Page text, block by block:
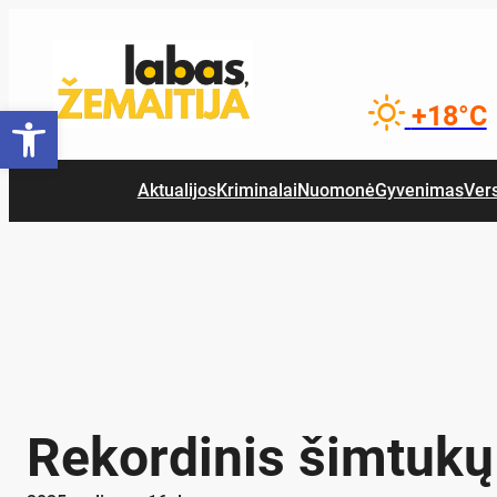
Open toolbar +18°C
AktualijosKriminalai NuomonėGyvenimas
Rekordinis